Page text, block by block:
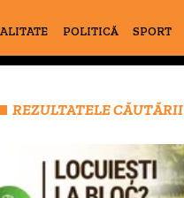
POLITICĂ SPORT
REZULTATELE CĂUTĂRII